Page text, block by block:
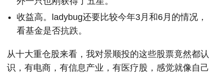
收益高。ladybug还要比较今年3月和6月的情况，
看基金是否抗跌。
从十大重仓股来看，我对景顺投的这些股票竟然都认
识，有电商，有信息产业，有医疗股，感觉就像自己